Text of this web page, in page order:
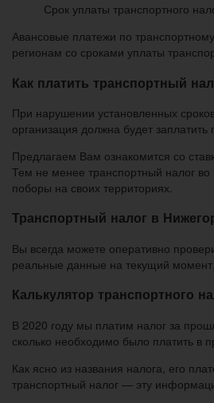
Срок уплаты транспортного
Авансовые платежи по
регионам со сроками уплаты
Как платить транспортный
При нарушении установленных
организация должна будет
Предлагаем Вам ознакомится со
Тем не менее транспортный налог
поборы на своих территориях.
Транспортный налог в
Вы всегда можете оперативно
реальные данные на текущий
Калькулятор транспортного
В 2020 году мы платим налог за
сколько необходимо было платить в
Как ясно из названия налога, его
транспортный налог — эту